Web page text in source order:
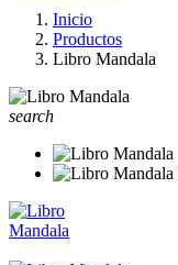
Inicio
Productos
Libro Mandala
search